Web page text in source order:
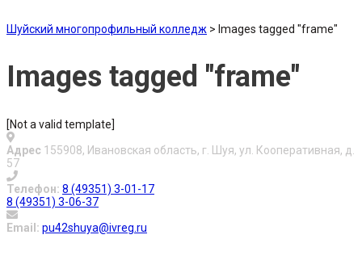
Шуйский многопрофильный колледж > Images tagged "frame"
Images tagged "frame"
[Not a valid template]
Адрес 155908, Ивановская область, г. Шуя, ул. Кооперативная, д.
57
Телефон: 8 (49351) 3-01-17
8 (49351) 3-06-37
Email: pu42shuya@ivreg.ru